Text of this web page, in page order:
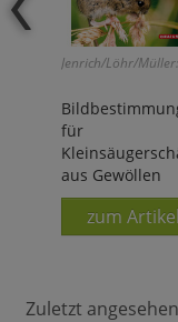
Jenrich/Löhr/Müller:
für
aus Gewöllen
zum Artikel
Zuletzt